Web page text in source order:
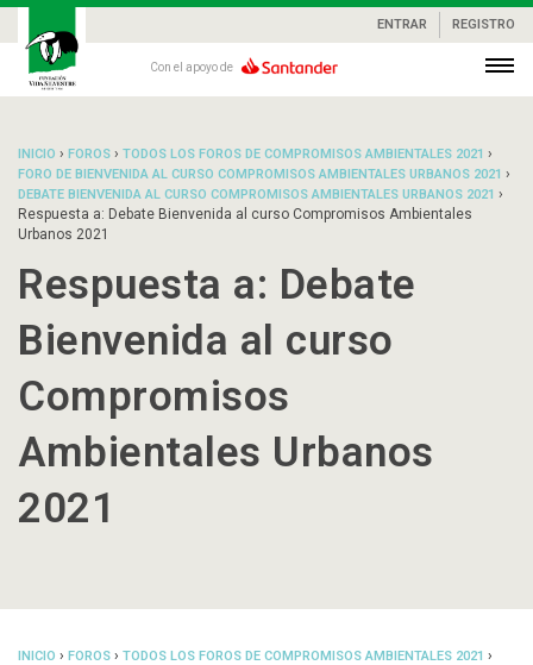
ENTRAR REGISTRO
Con el apoyo de
INICIO › FOROS › TODOS LOS FOROS DE COMPROMISOS AMBIENTALES 2021 ›
FORO DE BIENVENIDA AL CURSO COMPROMISOS AMBIENTALES URBANOS 2021 ›
DEBATE BIENVENIDA AL CURSO COMPROMISOS AMBIENTALES URBANOS 2021 ›
Respuesta a: Debate Bienvenida al curso Compromisos Ambientales
Urbanos 2021
Respuesta a: Debate
Bienvenida al curso
Compromisos
Ambientales Urbanos
2021
INICIO › FOROS › TODOS LOS FOROS DE COMPROMISOS AMBIENTALES 2021 ›